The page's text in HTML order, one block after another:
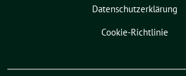
Datenschutzerklärung
Cookie-Richtlinie